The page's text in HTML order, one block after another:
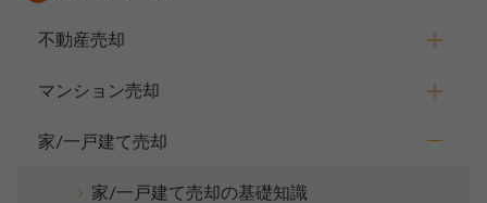
不動産売却
マンション売却
家/一戸建て売却
家/一戸建て売却の基礎知識